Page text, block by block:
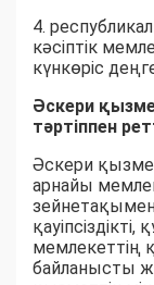
4.
кәсіптік
күнкөріс
Әскери
тәртіппен
Әскери
арнайы
мемлекеттің
байланысты